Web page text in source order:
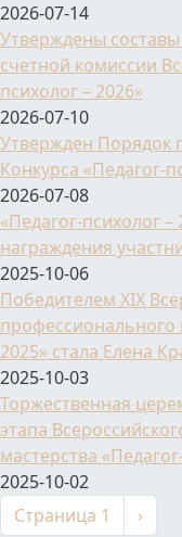
2026-07-14
Утверждены
счетной комиссии
психолог – 2026»
2026-07-10
Утвержден Порядок
Конкурса «Педагог-
2026-07-08
«Педагог-психолог
награждения
2025-10-06
Победителем XIX
профессионального
2025» стала Елена
2025-10-03
Торжественная
этапа
мастерства
2025-10-02
Нумерация
Страница 1 ›